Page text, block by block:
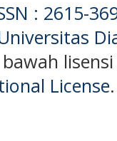
: 2615-
License.